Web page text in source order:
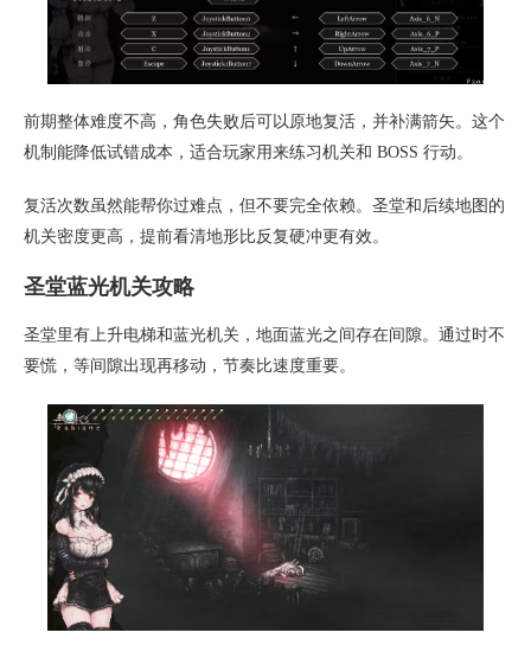
前期整体难度不高，角色失败后可以原地复活，并补满箭矢。这个
机制能降低试错成本，适合玩家用来练习机关和 BOSS 行动。
复活次数虽然能帮你过难点，但不要完全依赖。圣堂和后续地图的
机关密度更高，提前看清地形比反复硬冲更有效。
圣堂蓝光机关攻略
圣堂里有上升电梯和蓝光机关，地面蓝光之间存在间隙。通过时不
要慌，等间隙出现再移动，节奏比速度重要。